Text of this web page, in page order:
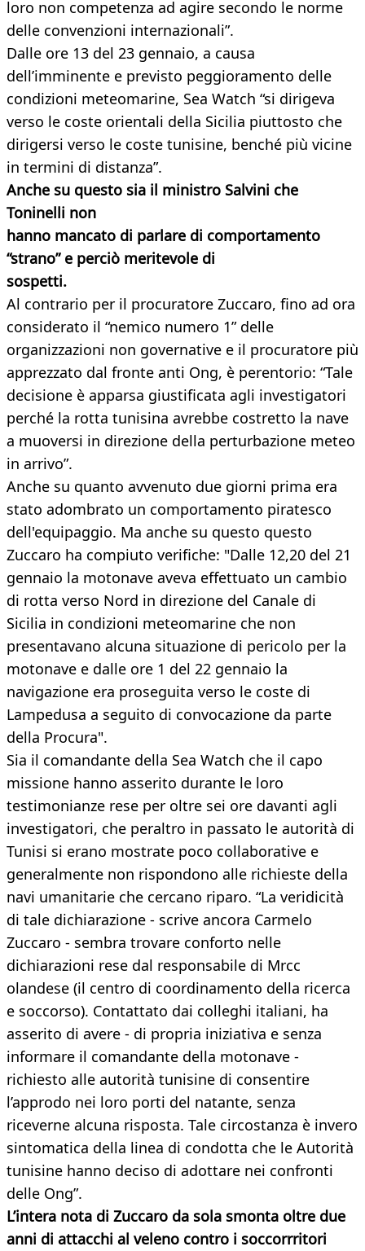
loro non competenza ad agire secondo le norme
delle convenzioni internazionali”.
Dalle ore 13 del 23 gennaio, a causa
dell’imminente e previsto peggioramento delle
condizioni meteomarine, Sea Watch “si dirigeva
verso le coste orientali della Sicilia piuttosto che
dirigersi verso le coste tunisine, benché più vicine
in termini di distanza”.
Anche su questo sia il ministro Salvini che
Toninelli non
hanno mancato di parlare di comportamento
“strano” e perciò meritevole di
sospetti.
Al contrario per il procuratore Zuccaro, fino ad ora
considerato il “nemico numero 1” delle
organizzazioni non governative e il procuratore più
apprezzato dal fronte anti Ong, è perentorio: “Tale
decisione è apparsa giustificata agli investigatori
perché la rotta tunisina avrebbe costretto la nave
a muoversi in direzione della perturbazione meteo
in arrivo”.
Anche su quanto avvenuto due giorni prima era
stato adombrato un comportamento piratesco
dell'equipaggio. Ma anche su questo questo
Zuccaro ha compiuto verifiche: "Dalle 12,20 del 21
gennaio la motonave aveva effettuato un cambio
di rotta verso Nord in direzione del Canale di
Sicilia in condizioni meteomarine che non
presentavano alcuna situazione di pericolo per la
motonave e dalle ore 1 del 22 gennaio la
navigazione era proseguita verso le coste di
Lampedusa a seguito di convocazione da parte
della Procura".
Sia il comandante della Sea Watch che il capo
missione hanno asserito durante le loro
testimonianze rese per oltre sei ore davanti agli
investigatori, che peraltro in passato le autorità di
Tunisi si erano mostrate poco collaborative e
generalmente non rispondono alle richieste della
navi umanitarie che cercano riparo. “La veridicità
di tale dichiarazione - scrive ancora Carmelo
Zuccaro - sembra trovare conforto nelle
dichiarazioni rese dal responsabile di Mrcc
olandese (il centro di coordinamento della ricerca
e soccorso). Contattato dai colleghi italiani, ha
asserito di avere - di propria iniziativa e senza
informare il comandante della motonave -
richiesto alle autorità tunisine di consentire
l’approdo nei loro porti del natante, senza
riceverne alcuna risposta. Tale circostanza è invero
sintomatica della linea di condotta che le Autorità
tunisine hanno deciso di adottare nei confronti
delle Ong”.
L’intera nota di Zuccaro da sola smonta oltre due
anni di attacchi al veleno contro i soccorrritori